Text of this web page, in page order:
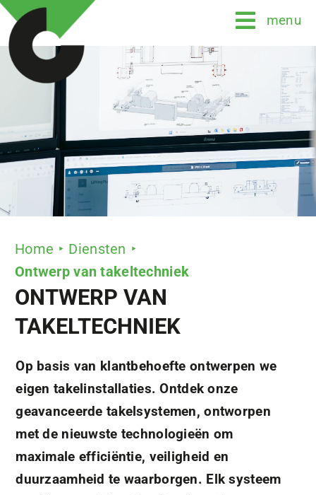
Ga
naar
inhoud
menu
Home
Diensten
Ontwerp van takeltechniek
ONTWERP VAN
TAKELTECHNIEK
Op basis van klantbehoefte ontwerpen we
eigen takelinstallaties. Ontdek onze
geavanceerde takelsystemen, ontworpen
met de nieuwste technologieën om
maximale efficiëntie, veiligheid en
duurzaamheid te waarborgen. Elk systeem